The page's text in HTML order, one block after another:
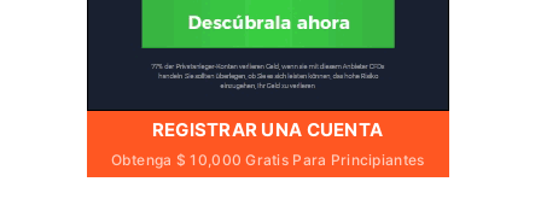
REGISTRAR UNA CUENTA
Obtenga $ 10,000 Gratis Para Principiantes